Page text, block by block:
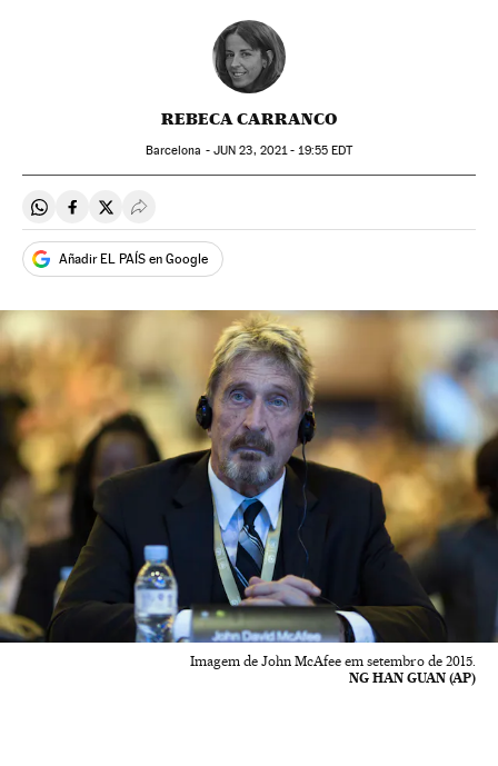
REBECA CARRANCO
Barcelona - JUN 23, 2021 - 19:55EDT
Compartir en Whatsapp
Compartir en Facebook
Compartir en Twitter
Desplegar Redes Sociales
Añadir EL PAÍS en Google
Imagem de John McAfee em setembro de 2015.
NG HAN GUAN (AP)